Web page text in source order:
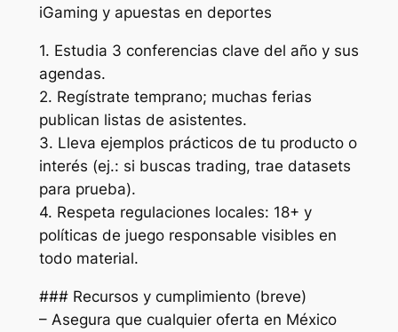
iGaming y apuestas en deportes
1. Estudia 3 conferencias clave del año y sus
agendas.
2. Regístrate temprano; muchas ferias
publican listas de asistentes.
3. Lleva ejemplos prácticos de tu producto o
interés (ej.: si buscas trading, trae datasets
para prueba).
4. Respeta regulaciones locales: 18+ y
políticas de juego responsable visibles en
todo material.
### Recursos y cumplimiento (breve)
– Asegura que cualquier oferta en México